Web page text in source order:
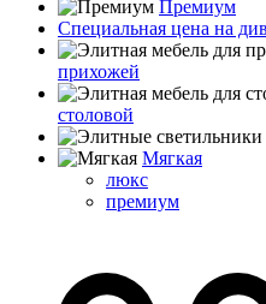
Премиум
Специальная цена на
прихожей
столовой
Мягкая
люкс
премиум